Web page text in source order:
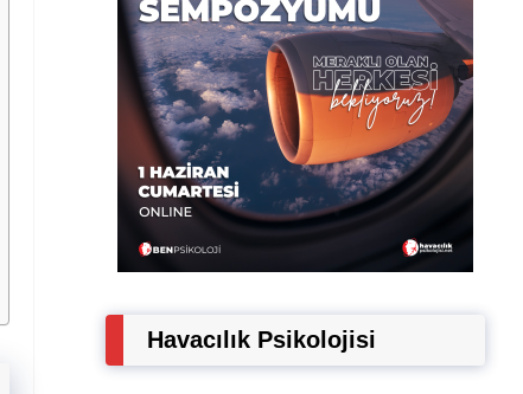
Havacılık Psikolojisi